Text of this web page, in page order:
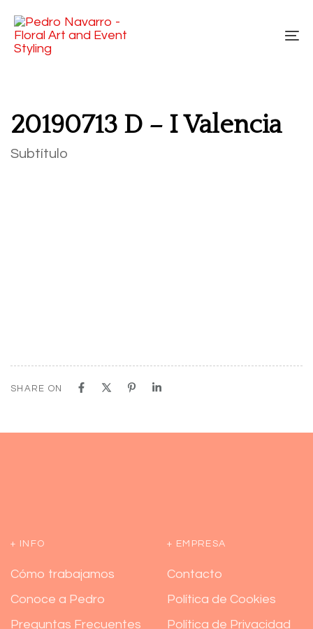
links
primary
content
20190713 D – I Valencia
Subtítulo
SHARE ON
+ INFO
Cómo trabajamos
Conoce a Pedro
Preguntas Frecuentes
+ EMPRESA
Contacto
Política de Cookies
Política de Privacidad